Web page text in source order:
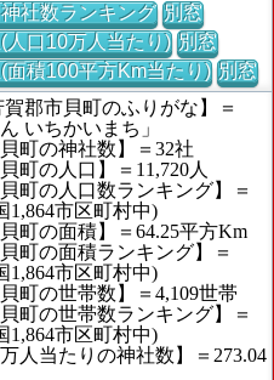
社数ランキング 別窓
人口10万人当たり) 別窓
面積100平方Km当たり) 別窓
賀郡市貝町のふりがな】＝
いちかいまち」
貝町の神社数】＝32社
町の人口】＝11,720人
貝町の人口数ランキング】＝
1,864市区町村中)
貝町の面積】＝64.25平方Km
貝町の面積ランキング】＝
1,864市区町村中)
貝町の世帯数】＝4,109世帯
貝町の世帯数ランキング】＝
1,864市区町村中)
万人当たりの神社数】＝273.04